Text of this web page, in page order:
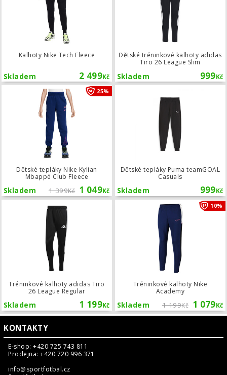
Kalhoty Nike Tech Fleece
2 499Kč
Skladem
Dětské tréninkové kalhoty adidas
Tiro 26 League Slim
999Kč
Skladem
Dětské tepláky Nike Kylian
Mbappé Club Fleece
1 399Kč 1 049Kč
Skladem
25%
Dětské tepláky Puma teamGOAL
Casuals
999Kč
Skladem
Tréninkové kalhoty adidas Tiro
26 League Regular
1 199Kč
Skladem
Tréninkové kalhoty adidas Tiro 26
Tréninkové kalhoty Nike
Academy
1 199Kč 1 079Kč
Skladem
10%
KONTAKTY
E-shop: +420 725 743 811
Prodejna: +420 720 996 371
info@sportfotbal.cz